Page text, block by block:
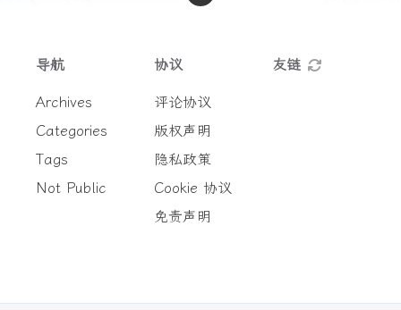
导航
Archives
Categories
Tags
Not Public
协议
评论协议
版权声明
隐私政策
Cookie 协议
免责声明
友链